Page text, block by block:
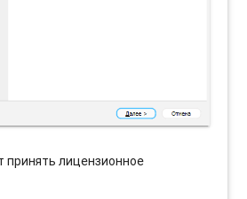
принять лицензионное